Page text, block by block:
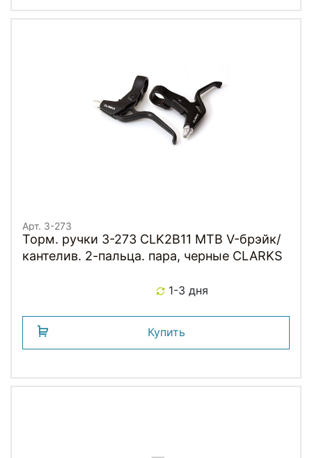
Арт. 3-273
Торм. ручки 3-273 CLK2B11 MTB V-брэйк/
кантелив. 2-пальца. пара, черные CLARKS
1-3 дня
Купить